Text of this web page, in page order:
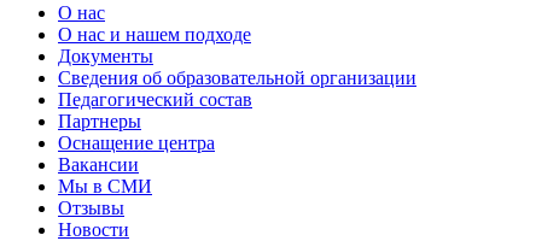
О нас
О нас и нашем подходе
Документы
Сведения об образовательной организации
Педагогический состав
Партнеры
Оснащение центра
Вакансии
Мы в СМИ
Отзывы
Новости